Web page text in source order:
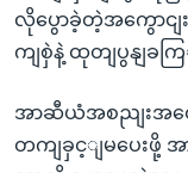
လိုပွောခဲ့တဲ့အကွောငျး
ကျစှဲနဲ့ ထုတျပွနျခက
အာဆီယံအစညျးအဝေ
တကျခှင့ျမပေးဖို့ အ